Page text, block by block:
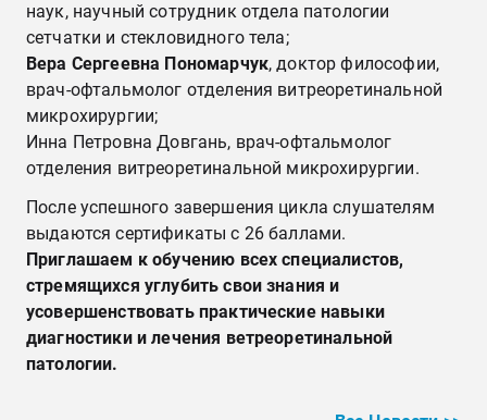
наук, научный сотрудник отдела патологии
сетчатки и стекловидного тела;
Вера Сергеевна Пономарчук, доктор философии,
врач-офтальмолог отделения витреоретинальной
микрохирургии;
Инна Петровна Довгань, врач-офтальмолог
отделения витреоретинальной микрохирургии.
После успешного завершения цикла слушателям
выдаются сертификаты с 26 баллами.
Приглашаем к обучению всех специалистов,
стремящихся углубить свои знания и
усовершенствовать практические навыки
диагностики и лечения ветреоретинальной
патологии.